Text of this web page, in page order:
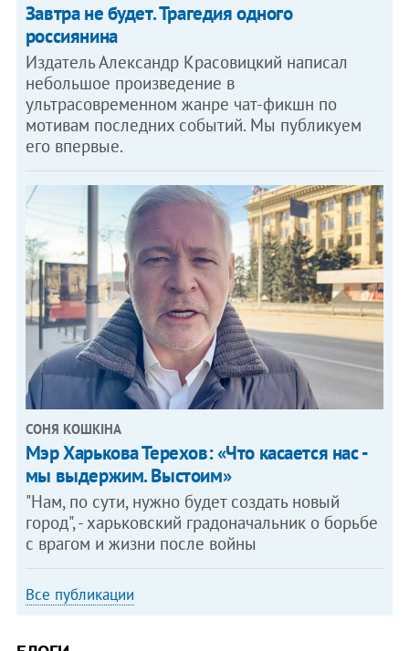
Завтра не будет. Трагедия одного
россиянина
Издатель Александр Красовицкий написал
небольшое произведение в
ультрасовременном жанре чат-фикшн по
мотивам последних событий. Мы публикуем
его впервые.
СОНЯ КОШКІНА
Мэр Харькова Терехов: «Что касается нас -
мы выдержим. Выстоим»
"Нам, по сути, нужно будет создать новый
город", - харьковский градоначальник о борьбе
с врагом и жизни после войны
Все публикации